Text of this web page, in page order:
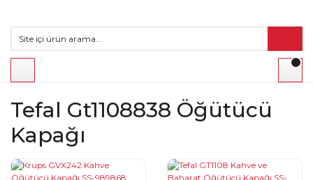
Tefal Gt1108838 Öğütücü
Kapağı